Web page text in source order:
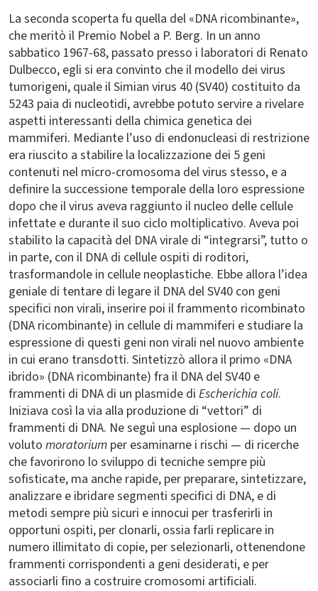
La seconda scoperta fu quella del «DNA ricombinante»,
che meritò il Premio Nobel a P. Berg. In un anno
sabbatico 1967-68, passato presso i laboratori di Renato
Dulbecco, egli si era convinto che il modello dei virus
tumorigeni, quale il Simian virus 40 (SV40) costituito da
5243 paia di nucleotidi, avrebbe potuto servire a rivelare
aspetti interessanti della chimica genetica dei
mammiferi. Mediante l’uso di endonucleasi di restrizione
era riuscito a stabilire la localizzazione dei 5 geni
contenuti nel micro-cromosoma del virus stesso, e a
definire la successione temporale della loro espressione
dopo che il virus aveva raggiunto il nucleo delle cellule
infettate e durante il suo ciclo moltiplicativo. Aveva poi
stabilito la capacità del DNA virale di “integrarsi”, tutto o
in parte, con il DNA di cellule ospiti di roditori,
trasformandole in cellule neoplastiche. Ebbe allora l’idea
geniale di tentare di legare il DNA del SV40 con geni
specifici non virali, inserire poi il frammento ricombinato
(DNA ricombinante) in cellule di mammiferi e studiare la
espressione di questi geni non virali nel nuovo ambiente
in cui erano transdotti. Sintetizzò allora il primo «DNA
ibrido» (DNA ricombinante) fra il DNA del SV40 e
frammenti di DNA di un plasmide di Escherichia coli.
Iniziava così la via alla produzione di “vettori” di
frammenti di DNA. Ne seguì una esplosione — dopo un
voluto moratorium per esaminarne i rischi — di ricerche
che favorirono lo sviluppo di tecniche sempre più
sofisticate, ma anche rapide, per preparare, sintetizzare,
analizzare e ibridare segmenti specifici di DNA, e di
metodi sempre più sicuri e innocui per trasferirli in
opportuni ospiti, per clonarli, ossia farli replicare in
numero illimitato di copie, per selezionarli, ottenendone
frammenti corrispondenti a geni desiderati, e per
associarli fino a costruire cromosomi artificiali.